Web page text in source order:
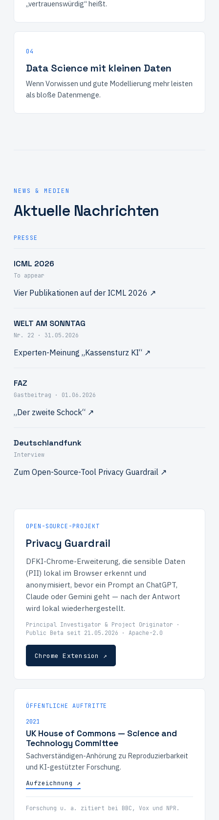
„vertrauenswürdig“ heißt.
04
Data Science mit kleinen Daten
Wenn Vorwissen und gute Modellierung mehr leisten
als bloße Datenmenge.
NEWS & MEDIEN
Aktuelle Nachrichten
PRESSE
ICML 2026
To appear
Vier Publikationen auf der ICML 2026 ↗
WELT AM SONNTAG
Nr. 22 · 31.05.2026
Experten-Meinung „Kassensturz KI“ ↗
FAZ
Gastbeitrag · 01.06.2026
„Der zweite Schock“ ↗
Deutschlandfunk
Interview
Zum Open-Source-Tool Privacy Guardrail ↗
OPEN-SOURCE-PROJEKT
Privacy Guardrail
DFKI-Chrome-Erweiterung, die sensible Daten
(PII) lokal im Browser erkennt und
anonymisiert, bevor ein Prompt an ChatGPT,
Claude oder Gemini geht — nach der Antwort
wird lokal wiederhergestellt.
Principal Investigator & Project Originator ·
Public Beta seit 21.05.2026 · Apache-2.0
Chrome Extension ↗
ÖFFENTLICHE AUFTRITTE
2021
UK House of Commons — Science and
Technology Committee
Sachverständigen-Anhörung zu Reproduzierbarkeit
und KI-gestützter Forschung.
Aufzeichnung ↗
Forschung u. a. zitiert bei BBC, Vox und NPR.